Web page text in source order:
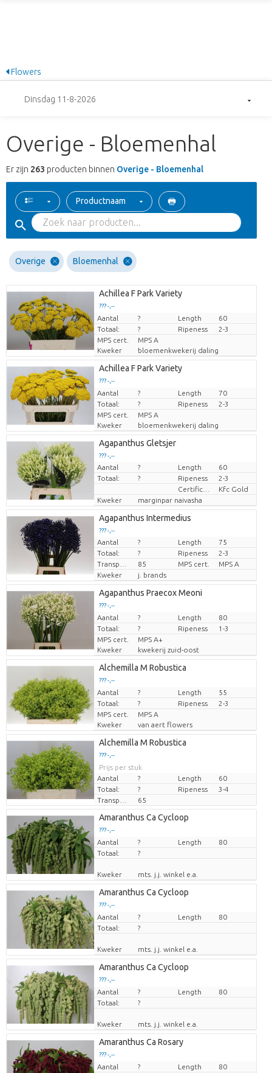
Flowers
Dinsdag 11-8-2026
Overige - Bloemenhal
Er zijn 263 producten binnen Overige - Bloemenhal
Productnaam
Overige Bloemenhal
Achillea F Park Variety
??? -,--
Prijs per stuk
Aantal ? Length
60
Totaal:
? Ripeness
2-3
MPS cert.
MPS A
Kweker
bloemenkwekerij daling
Achillea F Park Variety
??? -,--
Prijs per stuk
Aantal ? Length
70
Totaal:
? Ripeness
2-3
MPS cert.
MPS A
Kweker
bloemenkwekerij daling
Agapanthus Gletsjer
??? -,--
Prijs per stuk
Aantal ? Length
60
Totaal:
? Ripeness
2-3
Kfc Gold
Kweker
marginpar naivasha
Agapanthus Intermedius
??? -,--
Prijs per stuk
Aantal ? Length
75
Totaal:
? Ripeness
2-3
85 MPS cert.
MPS A
Kweker
j. brands
Agapanthus Praecox Meoni
??? -,--
Prijs per stuk
Aantal ? Length
80
Totaal:
? Ripeness
1-3
MPS cert.
MPS A+
Kweker
kwekerij zuid-oost
Alchemilla M Robustica
??? -,--
Prijs per stuk
Aantal ? Length
55
Totaal:
? Ripeness
2-3
MPS cert.
MPS A
Kweker
van aert flowers
Alchemilla M Robustica
??? -,--
Prijs per stuk
Aantal
? Length
60
Totaal:
? Ripeness
3-4
65
Amaranthus Ca Cycloop
??? -,--
Prijs per stuk
Aantal ? Length
80
Totaal:
?
Kweker mts. j.j. winkel e.a.
Amaranthus Ca Cycloop
??? -,--
Prijs per stuk
Aantal ? Length
80
Totaal:
?
Kweker mts. j.j. winkel e.a.
Amaranthus Ca Cycloop
??? -,--
Prijs per stuk
Aantal ? Length
80
Totaal:
?
Kweker mts. j.j. winkel e.a.
Amaranthus Ca Rosary
??? -,--
Prijs per stuk
Aantal ? Length
80